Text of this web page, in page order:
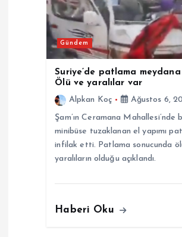
Gündem
Suriye’de patlama
Ölü ve yaralılar var
Alpkan Koç
Ağustos 6,
Şam’ın Ceramana Mahallesi’nde
minibüse tuzaklanan el yapımı
infilak etti. Patlama sonucunda
yaralıların olduğu açıklandı.
Haberi Oku